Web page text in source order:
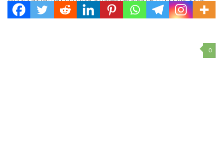
hizo entrega de microcréditos a emprendedores locales....
0